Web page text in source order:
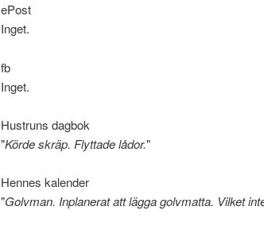
ePost
Inget.
fb
Inget.
Hustruns dagbok
"Körde skräp. Flyttade lådor."
Hennes kalender
"Golvman. Inplanerat att lägga golvmatta. Vilket